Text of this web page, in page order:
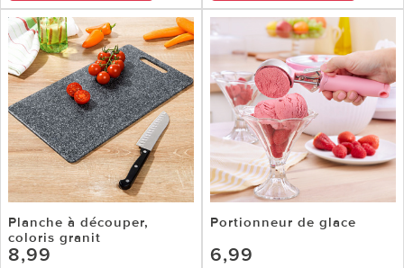
Planche à découper,
coloris granit
8,99
Portionneur de glace
6,99